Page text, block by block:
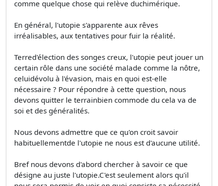
comme quelque chose qui relève duchimérique.
En général, l'utopie s'apparente aux rêves
irréalisables, aux tentatives pour fuir la réalité.
Terred'élection des songes creux, l'utopie peut jouer un
certain rôle dans une société malade comme la nôtre,
celuidévolu à l'évasion, mais en quoi est-elle
nécessaire ? Pour répondre à cette question, nous
devons quitter le terrainbien commode du cela va de
soi et des généralités.
Nous devons admettre que ce qu'on croit savoir
habituellementde l'utopie ne nous est d'aucune utilité.
Bref nous devons d'abord chercher à savoir ce que
désigne au juste l'utopie.C'est seulement alors qu'il